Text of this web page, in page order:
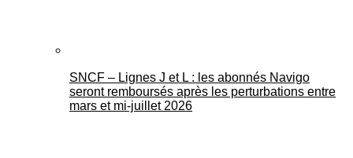
SNCF – Lignes J et L : les abonnés Navigo
seront remboursés après les perturbations entre
mars et mi-juillet 2026